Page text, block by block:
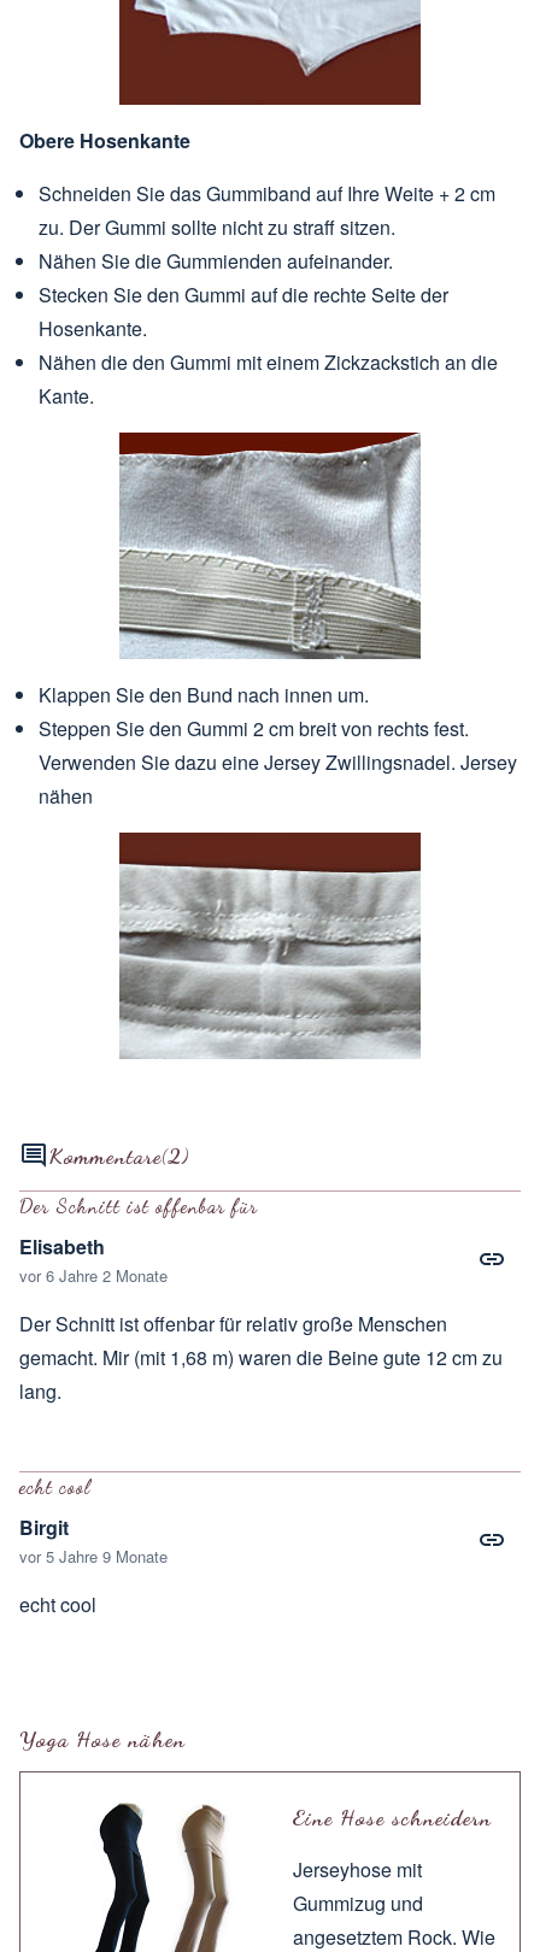
Obere Hosenkante
Schneiden Sie das Gummiband auf Ihre Weite + 2 cm
zu. Der Gummi sollte nicht zu straff sitzen.
Nähen Sie die Gummienden aufeinander.
Stecken Sie den Gummi auf die rechte Seite der
Hosenkante.
Nähen die den Gummi mit einem Zickzackstich an die
Kante.
Klappen Sie den Bund nach innen um.
Steppen Sie den Gummi 2 cm breit von rechts fest.
Verwenden Sie dazu eine Jersey Zwillingsnadel. Jersey
nähen
Kommentare(2)
Der Schnitt ist offenbar für
Elisabeth
vor 6 Jahre 2 Monate
Der Schnitt ist offenbar für relativ große Menschen
gemacht. Mir (mit 1,68 m) waren die Beine gute 12 cm zu
lang.
echt cool
Birgit
vor 5 Jahre 9 Monate
echt cool
Yoga Hose nähen
Eine Hose schneidern
Jerseyhose mit
Gummizug und
angesetztem Rock. Wie